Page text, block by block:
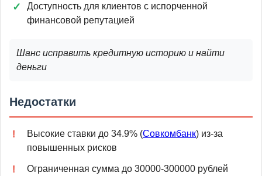
Доступность для клиентов с испорченной
финансовой репутацией
Шанс исправить кредитную историю и найти
деньги
Недостатки
Высокие ставки до 34.9% (Совкомбанк) из-за
повышенных рисков
Ограниченная сумма до 30000-300000 рублей